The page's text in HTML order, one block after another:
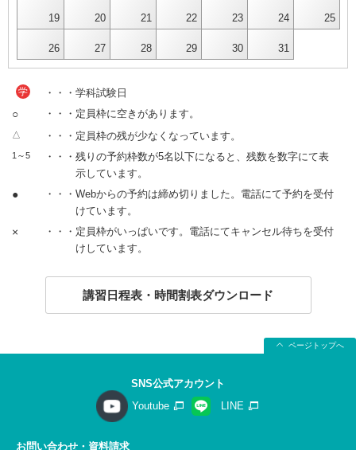
19 20 21 22 23 24 25
26 27 28 29 30 31
学 ・・・学科試験日
○ ・・・定員枠に空きがあります。
△ ・・・定員枠の残が少なくなっています。
1～5
・・・残りの予約枠数が5名以下になると、残数を数字にて表
示しています。
●
・・・Webからの予約は締め切りました。電話にて予約を受付
けています。
×
・・・定員枠がいっぱいです。電話にてキャンセル待ちを受付
けしています。
講習日程表・時間割表ダウンロード
ページトップへ
SNS公式アカウント
Youtube
LINE
お問い合わせ・資料請求